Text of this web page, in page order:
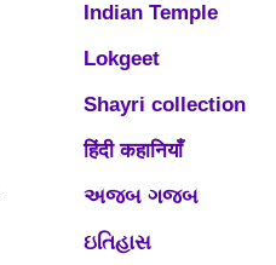
Indian Temple
Lokgeet
Shayri collection
हिंदी कहानियाँ
અજબ ગજબ
ઇતિહાસ